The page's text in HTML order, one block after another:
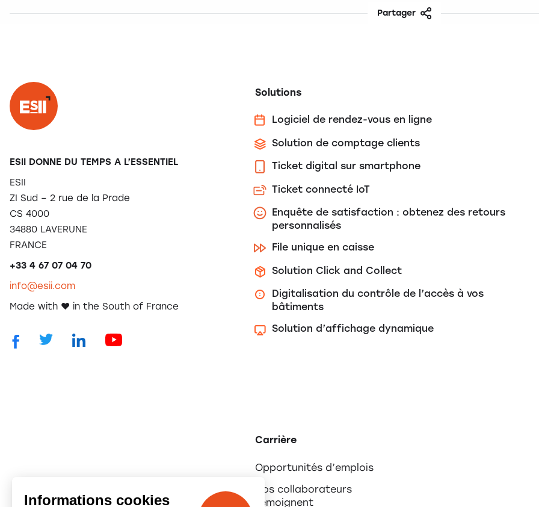
Partager
ESII DONNE DU TEMPS A L’ESSENTIEL
ESII
ZI Sud – 2 rue de la Prade
CS 4000
34880 LAVERUNE
FRANCE
+33 4 67 07 04 70
info@esii.com
Made with ❤️ in the South of France
Solutions
Logiciel de rendez-vous en ligne
Solution de comptage clients
Ticket digital sur smartphone
Ticket connecté IoT
Enquête de satisfaction : obtenez des retours
personnalisés
File unique en caisse
Solution Click and Collect
Digitalisation du contrôle de l’accès à vos
bâtiments
Solution d’affichage dynamique
Carrière
Opportunités d’emplois
Nos collaborateurs
témoignent
Informations cookies